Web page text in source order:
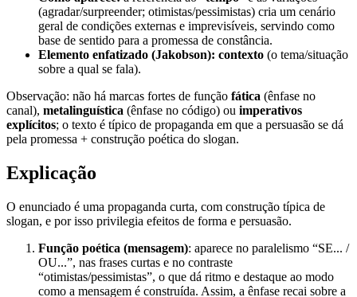
(agradar/surpreender; otimistas/pessimistas) cria um cenário
geral de condições externas e imprevisíveis, servindo como
base de sentido para a promessa de constância.
Elemento enfatizado (Jakobson): contexto (o tema/situação
sobre a qual se fala).
Observação: não há marcas fortes de função fática (ênfase no
canal), metalinguística (ênfase no código) ou imperativos
explícitos; o texto é típico de propaganda em que a persuasão se dá
pela promessa + construção poética do slogan.
Explicação
O enunciado é uma propaganda curta, com construção típica de
slogan, e por isso privilegia efeitos de forma e persuasão.
Função poética (mensagem): aparece no paralelismo “SE... /
OU...”, nas frases curtas e no contraste
“otimistas/pessimistas”, o que dá ritmo e destaque ao modo
como a mensagem é construída. Assim, a ênfase recai sobre a